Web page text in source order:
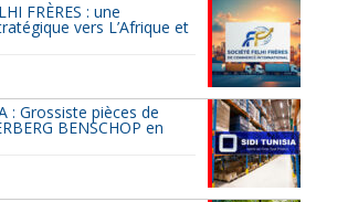
FRÈRES : une
vers L’Afrique et
: Grossiste pièces de
BENSCHOP en